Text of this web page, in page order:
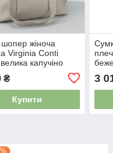
жіноча
Virginia Conti
капучіно
₴
Купити
3